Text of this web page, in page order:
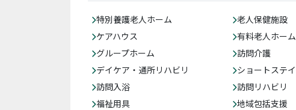
特別養護老人ホーム 老人保健施設
ケアハウス
有料老人ホーム
グループホーム
訪問介護
デイケア・通所リハビリ
ショートステイ
訪問入浴
訪問リハビリ
福祉用具
地域包括支援